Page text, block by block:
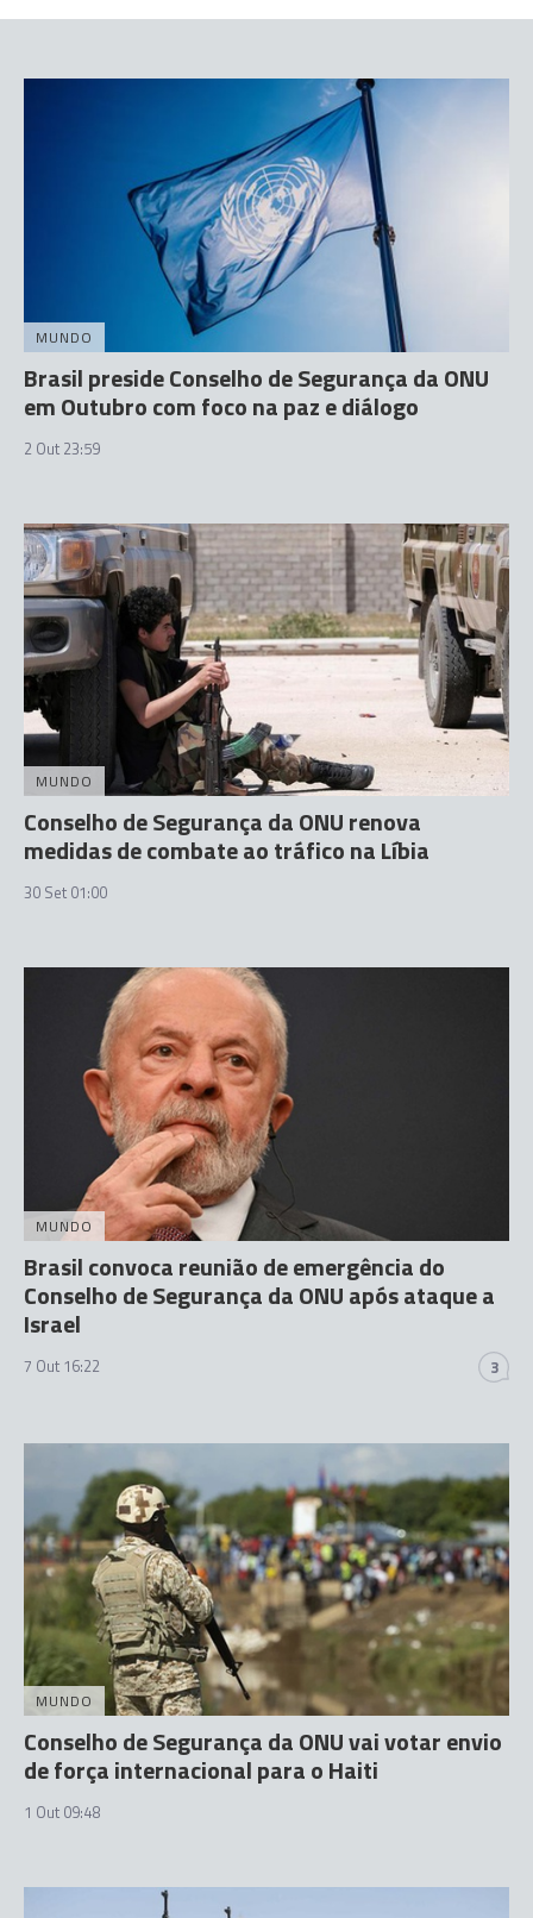
MUNDO
Brasil preside Conselho de Segurança da ONU
em Outubro com foco na paz e diálogo
2 Out 23:59
MUNDO
Conselho de Segurança da ONU renova
medidas de combate ao tráfico na Líbia
30 Set 01:00
MUNDO
Brasil convoca reunião de emergência do
Conselho de Segurança da ONU após ataque a
Israel
7 Out 16:22 3
MUNDO
Conselho de Segurança da ONU vai votar envio
de força internacional para o Haiti
1 Out 09:48